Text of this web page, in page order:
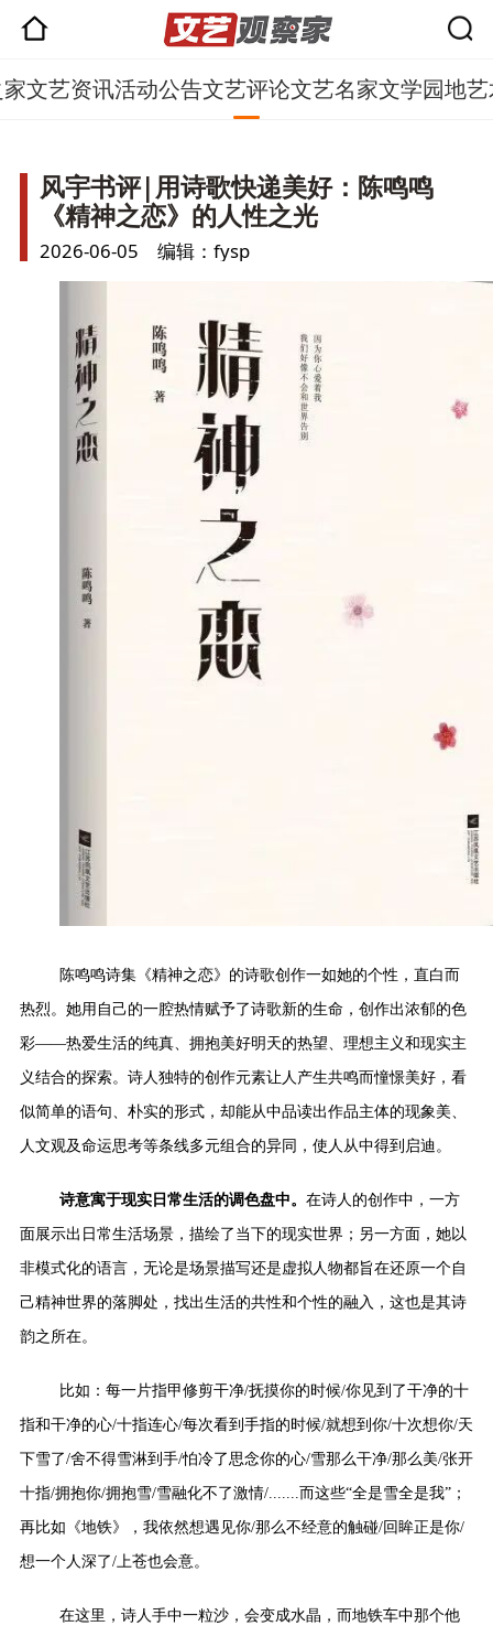
文艺资讯活动公告文艺评论文艺名家文学园地
风宇书评|用诗歌快递美好：陈鸣鸣
《精神之恋》的人性之光
2026-06-05 编辑：fysp
陈鸣鸣诗集《精神之恋》的诗歌创作一如她的个性，直白而
热烈。她用自己的一腔热情赋予了诗歌新的生命，创作出浓郁的色
彩——热爱生活的纯真、拥抱美好明天的热望、理想主义和现实主
义结合的探索。诗人独特的创作元素让人产生共鸣而憧憬美好，看
似简单的语句、朴实的形式，却能从中品读出作品主体的现象美、
人文观及命运思考等条线多元组合的异同，使人从中得到启迪。
诗意寓于现实日常生活的调色盘中。 在诗人的创作中，一方
面展示出日常生活场景，描绘了当下的现实世界；另一方面，她以
非模式化的语言，无论是场景描写还是虚拟人物都旨在还原一个自
己精神世界的落脚处，找出生活的共性和个性的融入，这也是其诗
韵之所在。
比如：每一片指甲修剪干净/抚摸你的时候/你见到了干净的十
指和干净的心/十指连心/每次看到手指的时候/就想到你/十次想你/天
下雪了/舍不得雪淋到手/怕冷了思念你的心/雪那么干净/那么美/张开
十指/拥抱你/拥抱雪/雪融化不了激情/.......而这些“全是雪全是我”；
再比如《地铁》，我依然想遇见你/那么不经意的触碰/回眸正是你/
想一个人深了/上苍也会意。
在这里，诗人手中一粒沙，会变成水晶，而地铁车中那个他